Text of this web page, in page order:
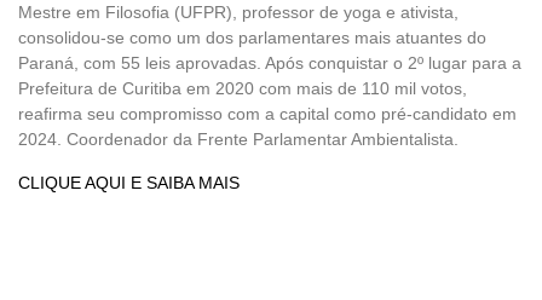
Mestre em Filosofia (UFPR), professor de yoga e ativista,
consolidou-se como um dos parlamentares mais atuantes do
Paraná, com 55 leis aprovadas. Após conquistar o 2º lugar para a
Prefeitura de Curitiba em 2020 com mais de 110 mil votos,
reafirma seu compromisso com a capital como pré-candidato em
2024. Coordenador da Frente Parlamentar Ambientalista.
CLIQUE AQUI E SAIBA MAIS